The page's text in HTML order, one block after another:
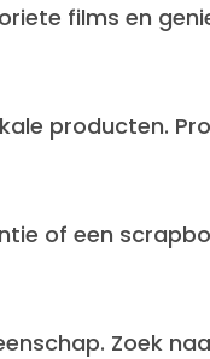
films en
producten.
of een
Zoek